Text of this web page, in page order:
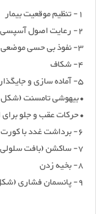
1- تنظیم موقعیت بیمار
2- رعایت اصول آسپسی (ضدعفونی) و آنتی سپسیس
3- نفوذ بی حسی موضعی اولیه
4- شکاف
5- آماده سازی و جایگذاری کانولای نفوذی
• بیهوشی تامسنت (شکلA 1)
• حرکات عقب و جلو
6- برداشت غدد با کورت به سمت بالا(شکلB 1)
7- ساکشن (بافت سلولی پوستی و زیر جلدی) - اختیاری
8- بخیه زدن
9- پانسمان فشاری (شکلC 1 وD 1)